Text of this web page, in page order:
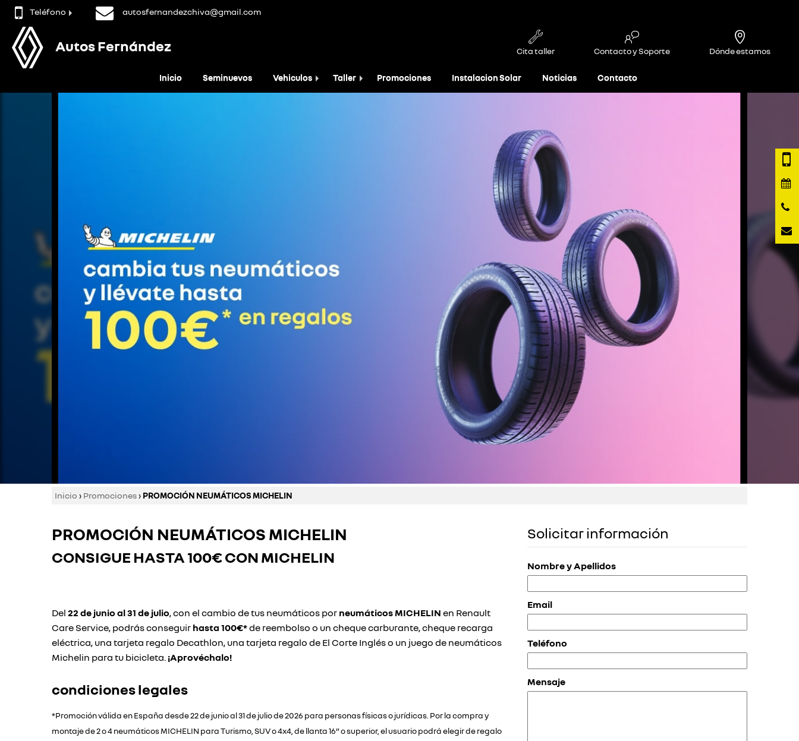
Teléfono autosfernandezchiva@gmail.com
Autos Fernández Cita taller Contacto y Soporte Dónde estamos
Inicio Seminuevos Vehiculos Taller Promociones Instalacion Solar Noticias Contacto
Inicio › Promociones› PROMOCIÓN NEUMÁTICOS MICHELIN
PROMOCIÓN NEUMÁTICOS MICHELIN
CONSIGUE HASTA100€ CON MICHELIN
Del 22 de junio al 31 de julio, con el cambio de tus neumáticos por neumáticos MICHELIN en Renault
Care Service, podrás conseguir hasta 100€*de reembolso o un cheque carburante, cheque recarga
eléctrica, una tarjeta regalo Decathlon, una tarjeta regalo de El Corte Inglés o un juego de neumáticos
Michelin para tu bicicleta. ¡Aprovéchalo!
condiciones legales
*Promoción válida en España desde 22 de junio al 31 de julio de 2026 para personas físicas o jurídicas. Por la compra y
montaje de 2 o 4 neumáticos MICHELIN para Turismo, SUV o 4x4, de llanta 16” o superior, el usuario podrá elegir de regalo
Solicitar información
Nombre y Apellidos
Email
Teléfono
Mensaje